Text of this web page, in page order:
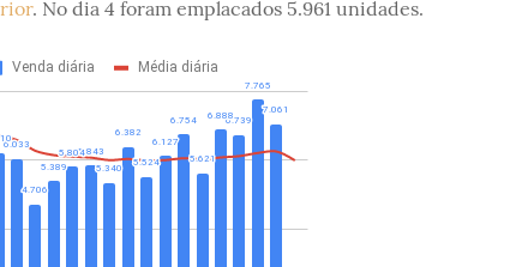
. No dia 4 foram emplacados 5.961 unidades.